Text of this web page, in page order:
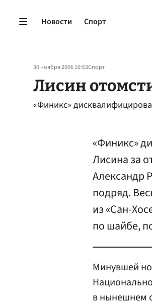
Новости Спорт
30 ноября 2006 10:53Спорт
Лисин
«Финикс»
«Финикс»
Лисина за
Александр
подряд.
из «Сан-
по шайбе,
Минувшей
в нынешнем